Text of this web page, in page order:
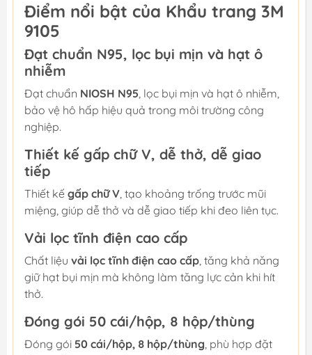
Điểm nổi bật của Khẩu trang 3M
9105
Đạt chuẩn N95, lọc bụi mịn và hạt ô
nhiễm
Đạt chuẩn NIOSH N95, lọc bụi mịn và hạt ô nhiễm,
bảo vệ hô hấp hiệu quả trong môi trường công
nghiệp.
Thiết kế gấp chữ V, dễ thở, dễ giao
tiếp
Thiết kế gấp chữ V, tạo khoảng trống trước mũi
miệng, giúp dễ thở và dễ giao tiếp khi đeo liên tục.
Vải lọc tĩnh điện cao cấp
Chất liệu vải lọc tĩnh điện cao cấp, tăng khả năng
giữ hạt bụi mịn mà không làm tăng lực cản khi hít
thở.
Đóng gói 50 cái/hộp, 8 hộp/thùng
Đóng gói 50 cái/hộp, 8 hộp/thùng, phù hợp đặt